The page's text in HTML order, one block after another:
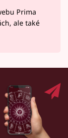
Prima
ale také